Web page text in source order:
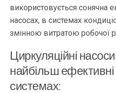
використовується сонячна
насосах, в системах
змінною витратою робочої
Циркуляційні насоси
найбільш
системах: